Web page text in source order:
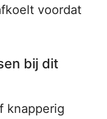
voordat
bij dit
knapperig